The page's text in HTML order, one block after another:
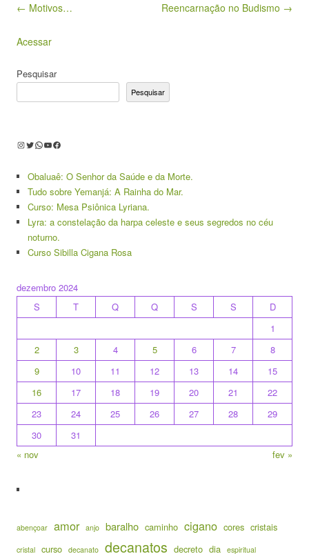
Post navigation
← Motivos… Reencarnação no Budismo →
Acessar
Pesquisar
Pesquisar
Instagram
Twitter
WhatsApp
Youtube
Facebook
Obaluaê: O Senhor da Saúde e da Morte.
Tudo sobre Yemanjá: A Rainha do Mar.
Curso: Mesa Psiônica Lyriana.
Lyra: a constelação da harpa celeste e seus segredos no céu
noturno.
Curso Sibilla Cigana Rosa
dezembro 2024
S
T Q Q S S
D
1
2
3 4 5 6 7
8
9
10 11 12 13 14
15
16
17 18 19 20 21
22
23
24 25 26 27 28
29
30
31
« nov
fev »
abençoar amor anjo baralho caminho cigano cores cristais
cristal curso decanato decanatos decreto dia espiritual